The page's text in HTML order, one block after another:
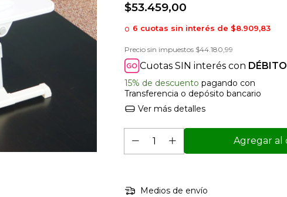
$53.459,00
Cuotas SIN interés con DÉBITO
Precio sin impuestos $44.180,99
6 cuotas sin interés de $8.909,83
15% de descuento pagando con
Transferencia o depósito bancario
Ver más detalles
Medios de envío